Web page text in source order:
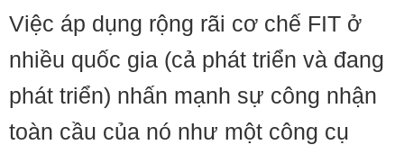
Việc áp dụng rộng rãi cơ chế FIT ở
nhiều quốc gia (cả phát triển và đang
phát triển) nhấn mạnh sự công nhận
toàn cầu của nó như một công cụ